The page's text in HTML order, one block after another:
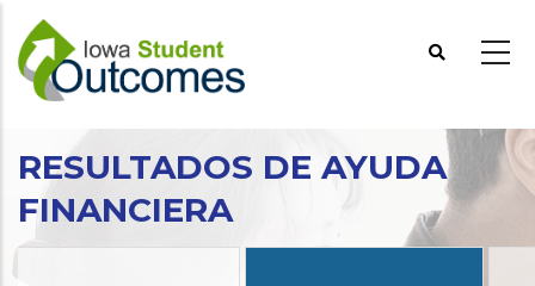
Pasar
contenido
principal
RESULTADOS DE AYUDA
FINANCIERA